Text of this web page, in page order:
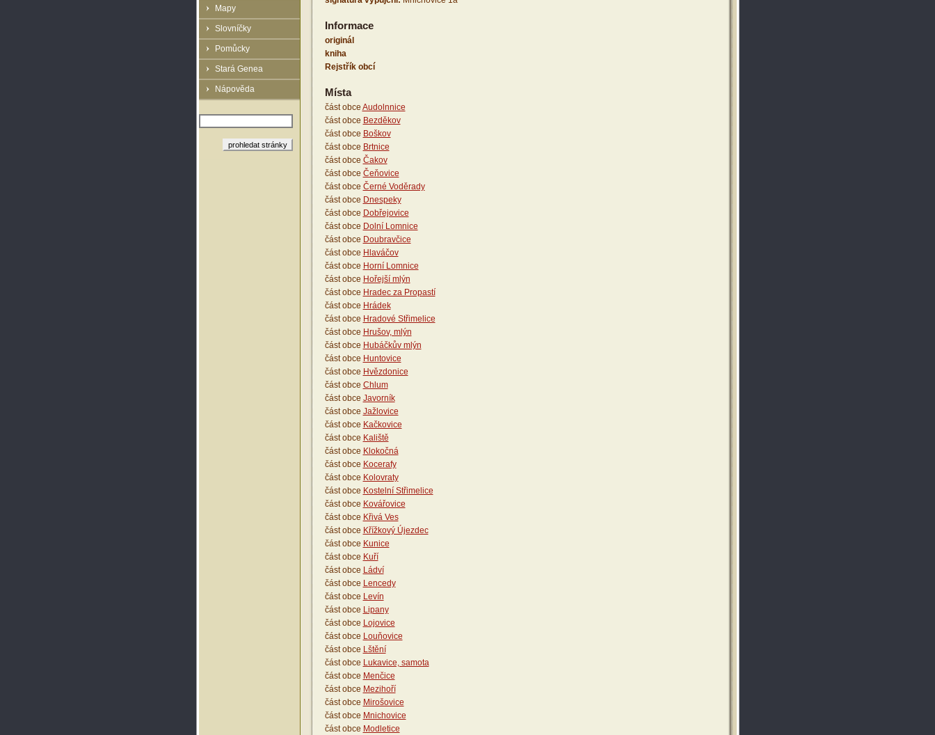
Mapy
Slovníčky
Pomůcky
Stará Genea
Nápověda
Informace
originál
kniha
Rejstřík obcí
Místa
část obce Audolnnice
část obce Bezděkov
část obce Boškov
část obce Brtnice
část obce Čakov
část obce Čeňovice
část obce Černé Voděrady
část obce Dnespeky
část obce Dobřejovice
část obce Dolní Lomnice
část obce Doubravčice
část obce Hlaváčov
část obce Horní Lomnice
část obce Hořejší mlýn
část obce Hradec za Propastí
část obce Hrádek
část obce Hradové Střimelice
část obce Hrušov, mlýn
část obce Hubáčkův mlýn
část obce Huntovice
část obce Hvězdonice
část obce Chlum
část obce Javorník
část obce Jažlovice
část obce Kačkovice
část obce Kaliště
část obce Klokočná
část obce Kocerafy
část obce Kolovraty
část obce Kostelní Střimelice
část obce Kovářovice
část obce Křivá Ves
část obce Křížkový Újezdec
část obce Kunice
část obce Kuří
část obce Ládví
část obce Lencedy
část obce Levín
část obce Lipany
část obce Lojovice
část obce Louňovice
část obce Lštění
část obce Lukavice, samota
část obce Menčice
část obce Mezihoří
část obce Mirošovice
část obce Mnichovice
část obce Modletice